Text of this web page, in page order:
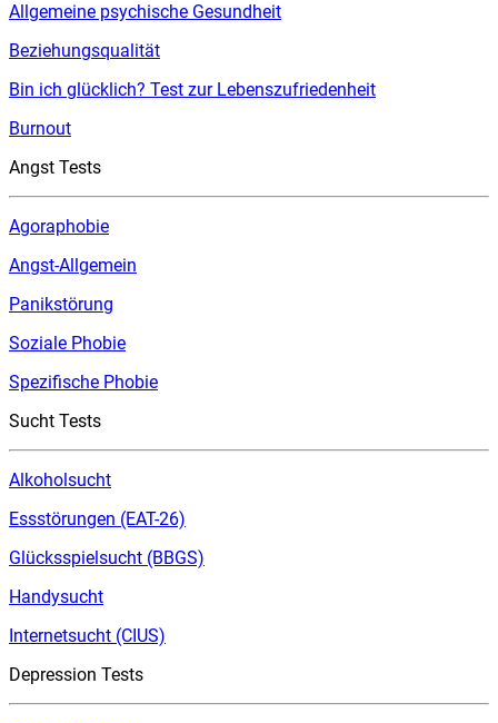
Allgemeine psychische Gesundheit
Beziehungsqualität
Bin ich glücklich? Test zur Lebenszufriedenheit
Burnout
Angst Tests
Agoraphobie
Angst-Allgemein
Panikstörung
Soziale Phobie
Spezifische Phobie
Sucht Tests
Alkoholsucht
Essstörungen (EAT-26)
Glücksspielsucht (BBGS)
Handysucht
Internetsucht (CIUS)
Depression Tests